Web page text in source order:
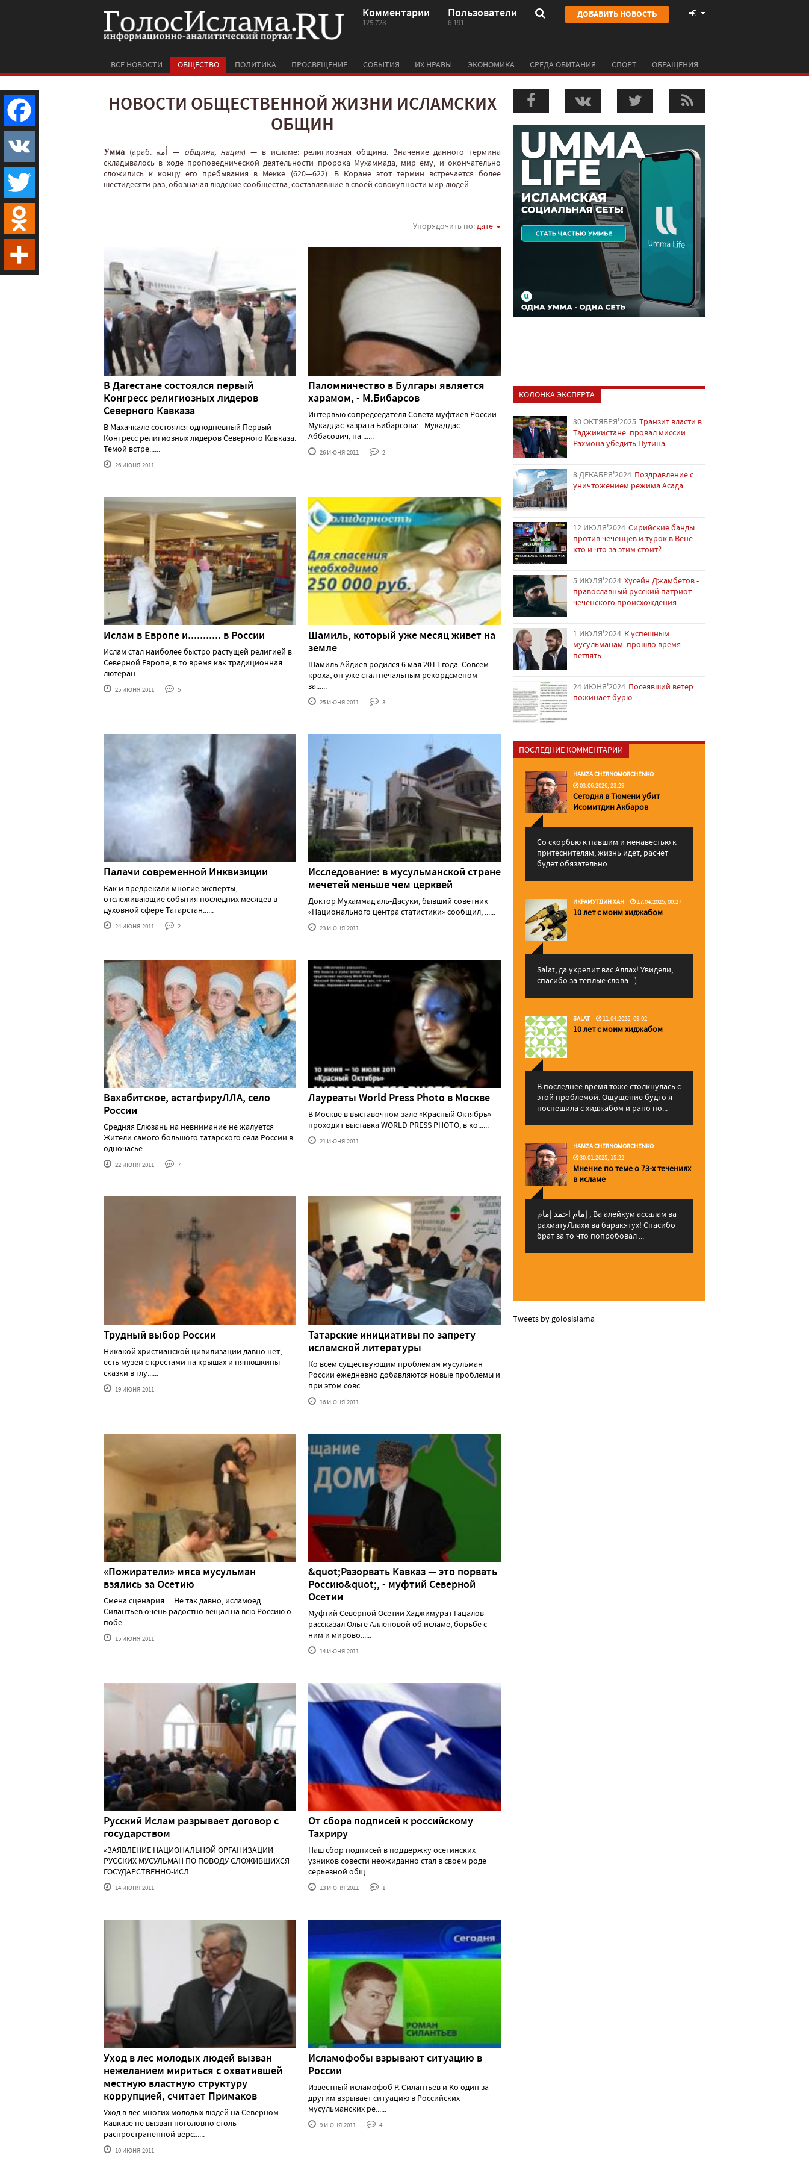
Комментарии
125 728
Пользователи
6 191
ДОБАВИТЬ НОВОСТЬ
ВСЕ НОВОСТИ ОБЩЕСТВО ПОЛИТИКА ПРОСВЕЩЕНИЕ СОБЫТИЯ ИХ НРАВЫ ЭКОНОМИКА СРЕДА ОБИТАНИЯ СПОРТ ОБРАЩЕНИЯ
НОВОСТИ ОБЩЕСТВЕННОЙ ЖИЗНИ ИСЛАМСКИХ
ОБЩИН
У́мма (араб. أمة‎‎ — община, нация‎) — в исламе: религиозная община. Значение данного термина
складывалось в ходе проповеднической деятельности пророка Мухаммада, мир ему, и окончательно
сложились к концу его пребывания в Мекке (620—622). В Коране этот термин встречается более
шестидесяти раз, обозначая людские сообщества, составлявшие в своей совокупности мир людей.
Упорядочить по:дате
В Дагестане состоялся первый
Конгресс религиозных лидеров
Северного Кавказа
В Махачкале состоялся однодневный Первый
Конгресс религиозных лидеров Северного Кавказа.
Темой встре......
26 ИЮНЯ'2011
Паломничество в Булгары является
харамом, - М.Бибарсов
Интервью сопредседателя Совета муфтиев России
Мукаддас-хазрата Бибарсова: - Мукаддас
Аббасович, на ......
26 ИЮНЯ'2011 2
Ислам в Европе и........... в России
Ислам стал наиболее быстро растущей религией в
Северной Европе, в то время как традиционная
лютеран......
25 ИЮНЯ'2011 5
Шамиль, который уже месяц живет на
земле
Шамиль Айдиев родился 6 мая 2011 года. Совсем
кроха, он уже стал печальным рекордсменом –
за......
25 ИЮНЯ'2011 3
Палачи современной Инквизиции
Как и предрекали многие эксперты,
отслеживающие события последних месяцев в
духовной сфере Татарстан......
24 ИЮНЯ'2011 2
Исследование: в мусульманской стране
мечетей меньше чем церквей
Доктор Мухаммад аль-Дасуки, бывший советник
«Национального центра статистики» сообщил, ......
23 ИЮНЯ'2011
Вахабитское, астагфируЛЛА, село
России
Средняя Елюзань на невнимание не жалуется
Жители самого большого татарского села России в
одночасье......
22 ИЮНЯ'2011 7
Лауреаты World Press Photo в Москве
В Москве в выставочном зале «Красный Октябрь»
проходит выставка WORLD PRESS PHOTO, в ко......
21 ИЮНЯ'2011
Трудный выбор России
Никакой христианской цивилизации давно нет,
есть музеи с крестами на крышах и нянюшкины
сказки в глу......
19 ИЮНЯ'2011
Татарские инициативы по запрету
исламской литературы
Ко всем существующим проблемам мусульман
России ежедневно добавляются новые проблемы и
при этом совс......
16 ИЮНЯ'2011
«Пожиратели» мяса мусульман
взялись за Осетию
Смена сценария… Не так давно, исламоед
Силантьев очень радостно вещал на всю Россию о
побе......
15 ИЮНЯ'2011
&quot;Разорвать Кавказ — это порвать
Россию&quot;, - муфтий Северной
Осетии
Муфтий Северной Осетии Хаджимурат Гацалов
рассказал Ольге Алленовой об исламе, борьбе с
ним и мирово......
14 ИЮНЯ'2011
Русский Ислам разрывает договор с
государством
«ЗАЯВЛЕНИЕ НАЦИОНАЛЬНОЙ ОРГАНИЗАЦИИ
РУССКИХ МУСУЛЬМАН ПО ПОВОДУ СЛОЖИВШИХСЯ
ГОСУДАРСТВЕННО-ИСЛ......
14 ИЮНЯ'2011
От сбора подписей к российскому
Тахриру
Наш сбор подписей в поддержку осетинских
узников совести неожиданно стал в своем роде
серьезной общ......
13 ИЮНЯ'2011 1
Уход в лес молодых людей вызван
нежеланием мириться с охватившей
местную властную структуру
коррупцией, считает Примаков
Уход в лес многих молодых людей на Северном
Кавказе не вызван поголовно столь
распространенной верс......
10 ИЮНЯ'2011
Исламофобы взрывают ситуацию в
России
Известный исламофоб Р. Силантьев и Ко один за
другим взрывает ситуацию в Российских
мусульманских ре......
9 ИЮНЯ'2011 4
КОЛОНКА ЭКСПЕРТА
30 ОКТЯБРЯ'2025 Транзит власти в
Таджикистане: провал миссии
Рахмона убедить Путина
8 ДЕКАБРЯ'2024 Поздравление с
уничтожением режима Асада
12 ИЮЛЯ'2024 Сирийские банды
против чеченцев и турок в Вене:
кто и что за этим стоит?
5 ИЮЛЯ'2024 Хусейн Джамбетов -
православный русский патриот
чеченского происхождения
1 ИЮЛЯ'2024 К успешным
мусульманам: прошло время
петлять
24 ИЮНЯ'2024 Посеявший ветер
пожинает бурю
ПОСЛЕДНИЕ КОММЕНТАРИИ
HAMZA CHERNOMORCHENKO
03.06.2026, 23:29
Сегодня в Тюмени убит
Исомитдин Акбаров
Со скорбью к павшим и ненавестью к
притеснителям, жизнь идет, расчет
будет обязательно. ...
ИКРАМУТДИН ХАН 17.04.2025, 00:27
10 лет с моим хиджабом
Salat, да укрепит вас Аллаx! Увидели,
спасибо за теплые слова :-)...
SALAT 11.04.2025, 09:02
10 лет с моим хиджабом
В последнее время тоже столкнулась с
этой проблемой. Ощущение будто я
поспешила с хиджабом и рано по...
HAMZA CHERNOMORCHENKO
30.01.2025, 15:22
Мнение по теме о 73-х течениях
в исламе
إمام احمد إمام , Ва алейкум ассалам ва
рахматуЛлахи ва баракятух! Спасибо
брат за то что попробовал ...
Tweets by golosislama
Facebook
VK
Twitter
Odnoklassniki